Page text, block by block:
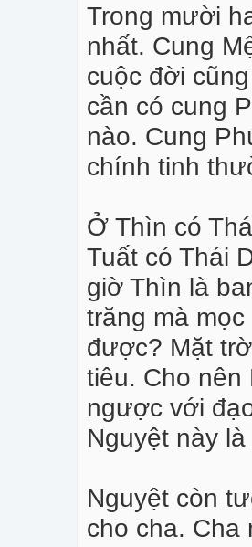
Trong mười
nhất. Cung
cuộc đời
cần có cung
nào. Cung
chính tinh
Ở Thìn có
Tuất có Thái
giờ Thìn là
trăng mà
được? Mặt
tiêu. Cho nên
ngược với
Nguyệt này
Nguyệt còn
cho cha. Cha